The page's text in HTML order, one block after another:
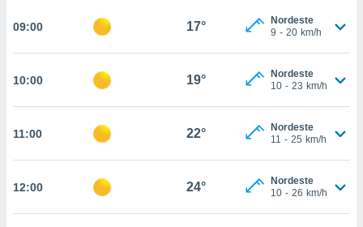
a
a
de que
09:00 17°
Nordeste
9 - 20 km/h
10:00 19°
Nordeste
10 - 23 km/h
11:00 22°
Nordeste
11 - 25 km/h
12:00 24°
Nordeste
10 - 26 km/h